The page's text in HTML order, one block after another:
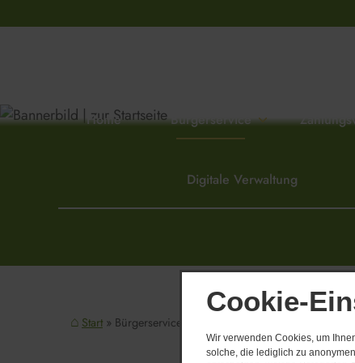
Cookie-
Wir verwenden Cookies, um
solche, die lediglich zu
Home Bürgerservice
Digitale Verwaltung
Start Bürgerservice
Derzeit